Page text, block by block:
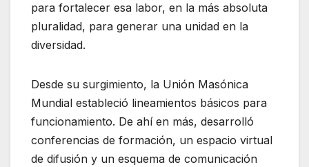
para fortalecer esa labor, en la más absoluta
pluralidad, para generar una unidad en la
diversidad.
Desde su surgimiento, la Unión Masónica
Mundial estableció lineamientos básicos para
funcionamiento. De ahí en más, desarrolló
conferencias de formación, un espacio virtual
de difusión y un esquema de comunicación